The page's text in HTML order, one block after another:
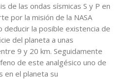
de las ondas sísmicas S y P en
por la misión de la NASA
deducir la posible existencia de
del planeta a unas
9 y 20 km. Seguidamente
de este analgésico uno de
en el planeta su